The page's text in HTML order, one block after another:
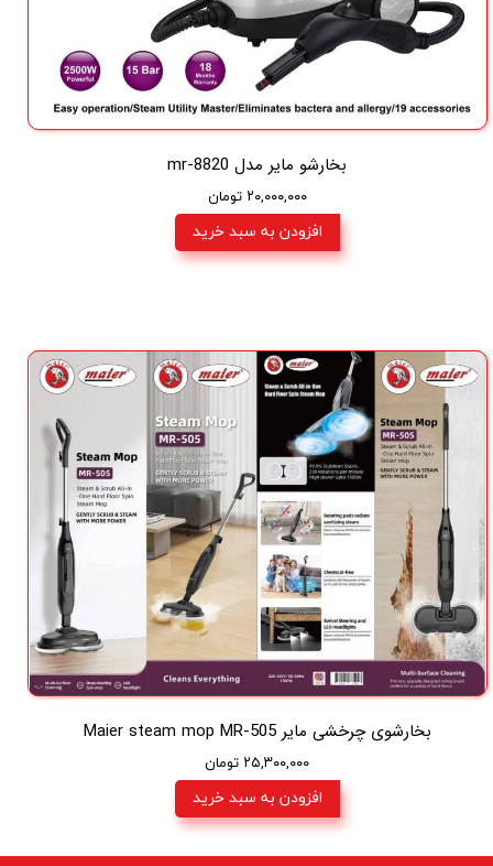
بخارشو مایر مدل mr-8820
۲۰,۰۰۰,۰۰۰ تومان
افزودن به سبد خرید
بخارشوی چرخشی مایر Maier steam mop MR-505
۲۵,۳۰۰,۰۰۰ تومان
افزودن به سبد خرید